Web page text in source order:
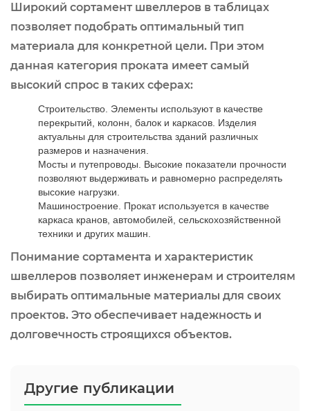
Широкий сортамент швеллеров в таблицах
позволяет подобрать оптимальный тип
материала для конкретной цели. При этом
данная категория проката имеет самый
высокий спрос в таких сферах:
Строительство. Элементы используют в качестве
перекрытий, колонн, балок и каркасов. Изделия
актуальны для строительства зданий различных
размеров и назначения.
Мосты и путепроводы. Высокие показатели прочности
позволяют выдерживать и равномерно распределять
высокие нагрузки.
Машиностроение. Прокат используется в качестве
каркаса кранов, автомобилей, сельскохозяйственной
техники и других машин.
Понимание сортамента и характеристик
швеллеров позволяет инженерам и строителям
выбирать оптимальные материалы для своих
проектов. Это обеспечивает надежность и
долговечность строящихся объектов.
Другие публикации